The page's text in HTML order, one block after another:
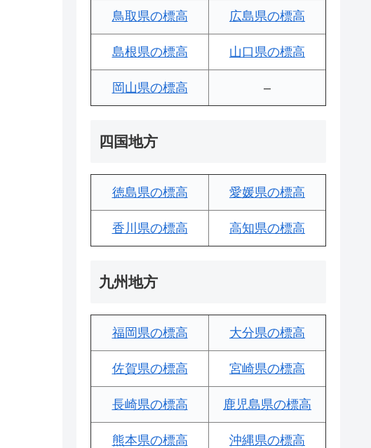
鳥取県の標高 広島県の標高
島根県の標高 山口県の標高
岡山県の標高 –
四国地方
徳島県の標高 愛媛県の標高
香川県の標高 高知県の標高
九州地方
福岡県の標高 大分県の標高
佐賀県の標高 宮崎県の標高
長崎県の標高 鹿児島県の標高
熊本県の標高 沖縄県の標高